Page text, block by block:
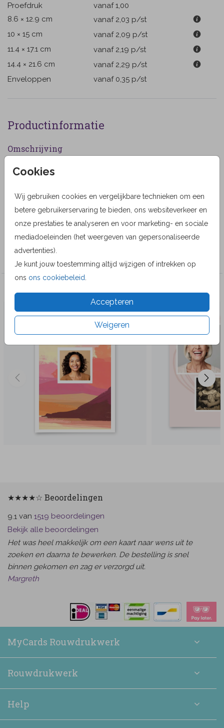
Cookies
Wij gebruiken cookies en vergelijkbare technieken om een
betere gebruikerservaring te bieden, ons websiteverkeer en
onze prestaties te analyseren en voor marketing- en sociale
mediadoeleinden (het weergeven van gepersonaliseerde
advertenties).
Je kunt jouw toestemming altijd wijzigen of intrekken op
ons ons cookiebeleid
Accepteren
Weigeren
Proefdruk
vanaf 1,00
8.6 × 12.9 cm
vanaf 2,03 p/st
10 × 15 cm
vanaf 2,09 p/st
11.4 × 17.1 cm
vanaf 2,19 p/st
14.4 × 21.6 cm
vanaf 2,29 p/st
Enveloppen
vanaf 0,35 p/st
Productinformatie
Omschrijving
Rouwkaart voor een vrouw met blauwe aquarel
foto.
Designer
Alma Langerak
Collectie
Veel gekozen producten
★★★★☆ Beoordelingen
9.1 van 1519 beoordelingen
Bekijk alle beoordelingen
Het was heel makkelijk om een kaart naar wens uit te
zoeken en daarna te bewerken. De bestelling is snel
binnen gekomen en zag er verzorgd uit.
Margreth
MyCards Rouwdrukwerk
Rouwdrukwerk
Help